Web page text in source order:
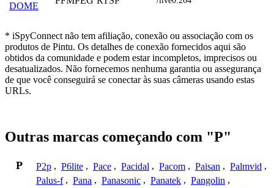
DOME
* iSpyConnect não tem afiliação, conexão ou associação com os
produtos de Pintu. Os detalhes de conexão fornecidos aqui são
obtidos da comunidade e podem estar incompletos, imprecisos ou
desatualizados. Não fornecemos nenhuma garantia ou assegurança
de que você conseguirá se conectar às suas câmeras usando estas
URLs.
Outras marcas começando com "P"
P P2p , P6lite , Pace , Pacidal , Pacom , Paisan , Palmvid ,
Palus-f , Pana , Panasonic , Panatek , Pangolin ,